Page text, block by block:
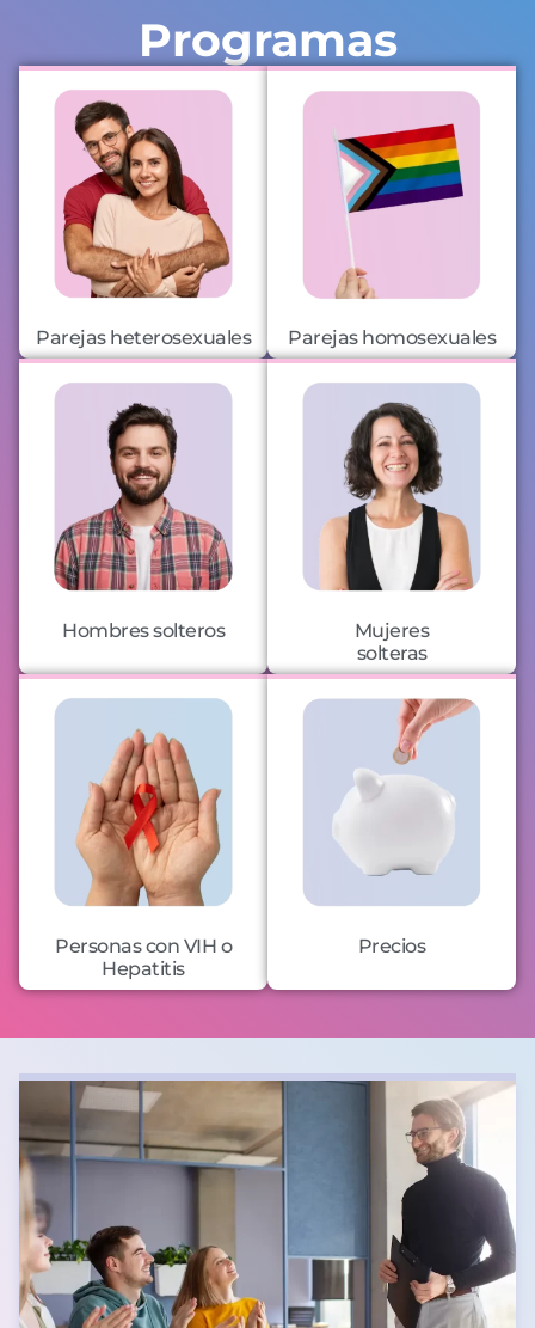
Programas
Parejas heterosexuales Parejas homosexuales
Hombres solteros
Mujeres
solteras
Personas con VIH o
Hepatitis
Precios